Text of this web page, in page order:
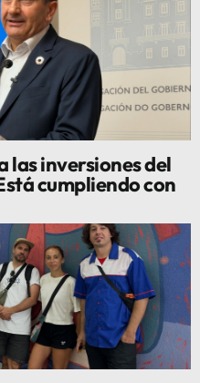
las inversiones del
cumpliendo con